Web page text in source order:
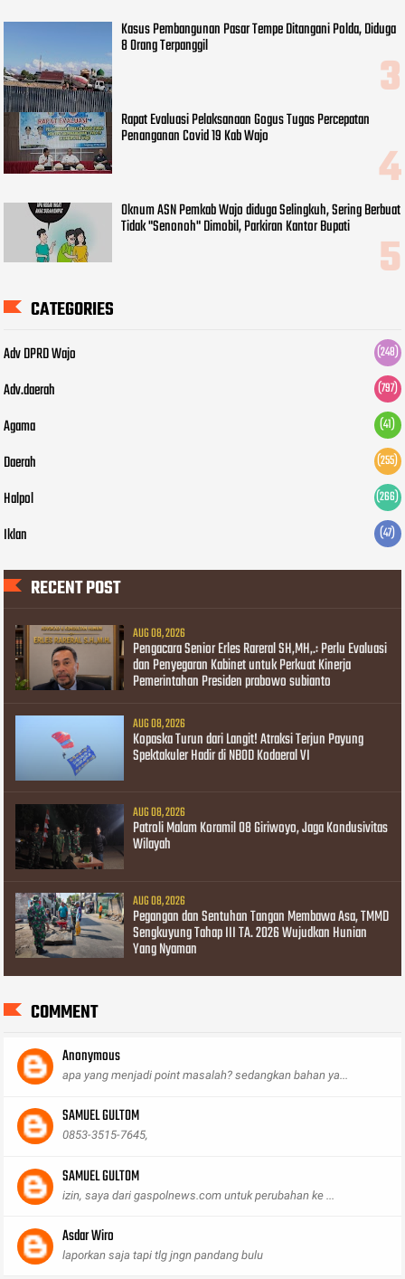
Kasus Pembangunan Pasar Tempe Ditangani Polda, Diduga
8 Orang Terpanggil
Rapat Evaluasi Pelaksanaan Gogus Tugas Percepatan
Penanganan Covid 19 Kab Wajo
Oknum ASN Pemkab Wajo diduga Selingkuh, Sering Berbuat
Tidak "Senonoh" Dimobil, Parkiran Kantor Bupati
CATEGORIES
Adv DPRD Wajo (248)
Adv.daerah (797)
Agama (41)
Daerah (255)
Halpol (266)
Iklan (47)
RECENT POST
AUG 08, 2026
Pengacara Senior Erles Rareral SH,MH,.: Perlu Evaluasi
dan Penyegaran Kabinet untuk Perkuat Kinerja
Pemerintahan Presiden prabowo subianto
AUG 08, 2026
Kopaska Turun dari Langit! Atraksi Terjun Payung
Spektakuler Hadir di NBOD Kodaeral VI
AUG 08, 2026
Patroli Malam Koramil 08 Giriwoyo, Jaga Kondusivitas
Wilayah
AUG 08, 2026
Pegangan dan Sentuhan Tangan Membawa Asa, TMMD
Sengkuyung Tahap III TA. 2026 Wujudkan Hunian
Yang Nyaman
COMMENT
Anonymous
apa yang menjadi point masalah? sedangkan bahan ya...
SAMUEL GULTOM
0853-3515-7645,
SAMUEL GULTOM
izin, saya dari gaspolnews.com untuk perubahan ke ...
Asdar Wiro
laporkan saja tapi tlg jngn pandang bulu